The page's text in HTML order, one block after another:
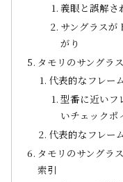
義眼と誤解さ
サングラスが
がり
タモリのサングラ
代表的なフレー
型番に近いフ
いチェックポ
代表的なフレー
タモリのサングラ
索引